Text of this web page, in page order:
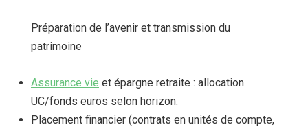
Préparation de l’avenir et transmission du
patrimoine
Assurance vie et épargne retraite : allocation
UC/fonds euros selon horizon.
Placement financier (contrats en unités de compte,